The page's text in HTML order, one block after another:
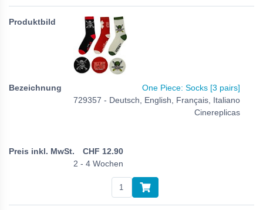
One Piece: Socks [3 pairs]
729357 - Deutsch, English, Français, Italiano
Cinereplicas
CHF 12.90
2 - 4 Wochen